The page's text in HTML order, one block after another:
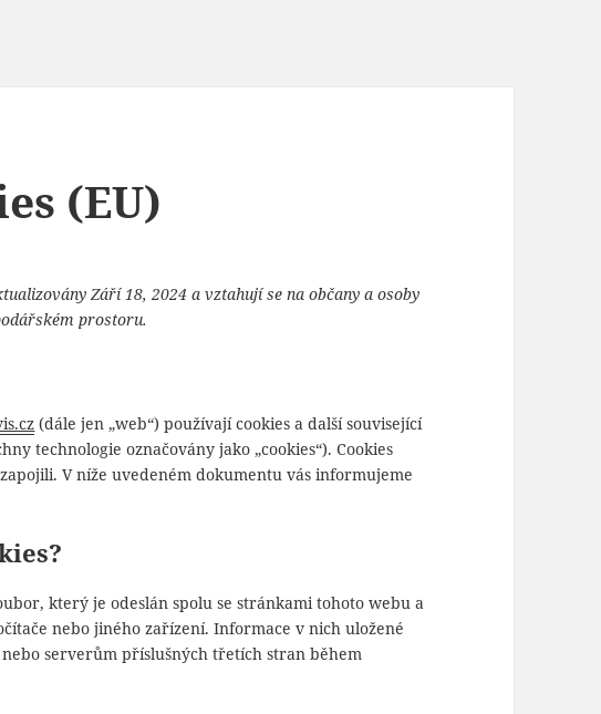
(EU)
Září 18, 2024 a vztahují se na občany a osoby
prostoru.
(dále jen „web“) používají cookies a další související
technologie označovány jako „cookies“). Cookies
V níže uvedeném dokumentu vás informujeme
který je odeslán spolu se stránkami tohoto webu a
nebo jiného zařízení. Informace v nich uložené
serverům příslušných třetích stran během